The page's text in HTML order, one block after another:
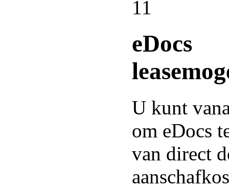
11
eDocs
U kunt
om eDocs
van direct